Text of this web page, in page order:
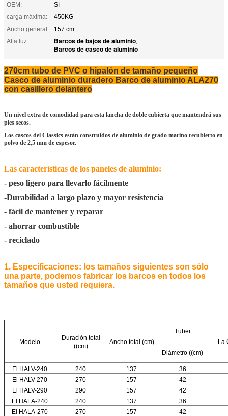
OEM:
Sí
carga máxima:
450KG
Ancho general:
157 cm
Alta luz:
Barcos de bajos de aluminio,
Barcos de casco de aluminio
270cm tubo de PVC o hipalón de tamaño pequeño
Casco de aluminio duradero Barco de aluminio ALA270
con casillero delantero
Un nivel extra de comodidad para esta lancha de doble cubierta que mantendrá sus
pies secos.
Los cascos del Classics están construidos de aluminio de grado marino recubierto en
polvo de 2,5 mm de espesor.
Las características de los paneles de aluminio:
- peso ligero para llevarlo fácilmente
-Durabilidad a largo plazo y mayor resistencia
- fácil de mantener y reparar
- ahorrar combustible
- reciclado
1. Especificaciones: los tamaños siguientes son sólo
una parte, podemos fabricar los barcos en todos los
tamaños que usted requiera.
Modelo
Duración total
((cm)
Ancho total (cm)
Tuber
La
Diámetro ((cm)
El HALV-240 240 137
36
El HALV-270
270 157
42
El HALV-290
290 157
42
El HALA-240
240 137
36
El HALA-270
270 157
42